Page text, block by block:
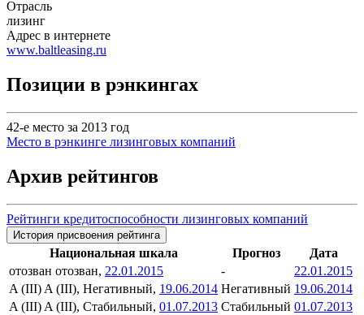
Отрасль
лизинг
Адрес в интернете
www.baltleasing.ru
Позиции в рэнкингах
42-е место за 2013 год
Место в рэнкинге лизинговых компаний
Архив рейтингов
Рейтинги кредитоспособности лизинговых компаний
История присвоения рейтинга
Национальная шкала Прогноз
Дата
отозван отозван, 22.01.2015 -
22.01.2015
A (III) A (III), Негативный, 19.06.2014 Негативный 19.06.2014
A (III) A (III), Стабильный, 01.07.2013 Стабильный 01.07.2013